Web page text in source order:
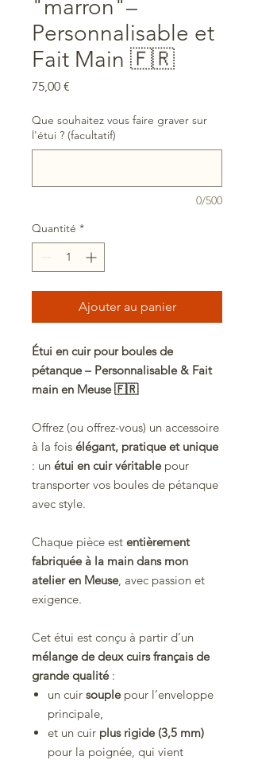
"marron"–
Personnalisable et
Fait Main 🇫🇷
75,00 €
Que souhaitez vous faire graver sur
l'étui ? (facultatif)
0/500
Quantité *
Ajouter au panier
Étui en cuir pour boules de
pétanque – Personnalisable & Fait
main en Meuse 🇫🇷
Offrez (ou offrez-vous) un accessoire
à la fois élégant, pratique et unique
: un étui en cuir véritablepour
transporter vos boules de pétanque
avec style.
Chaque pièce est entièrement
fabriquée à la main dans mon
atelier en Meuse, avec passion et
exigence.
Cet étui est conçu à partir d’un
mélange de deux cuirs français de
grande qualité:
un cuir souplepour l’enveloppe
principale,
et un cuir plus rigide (3,5 mm)
pour la poignée, qui vient